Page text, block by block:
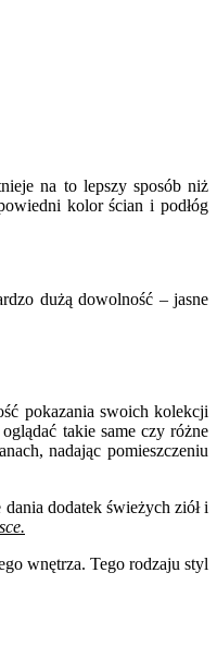
na to lepszy sposób niż
kolor ścian i podłóg
dużą dowolność – jasne
pokazania swoich kolekcji
takie same czy różne
nadając pomieszczeniu
dodatek świeżych ziół i
wnętrza. Tego rodzaju styl